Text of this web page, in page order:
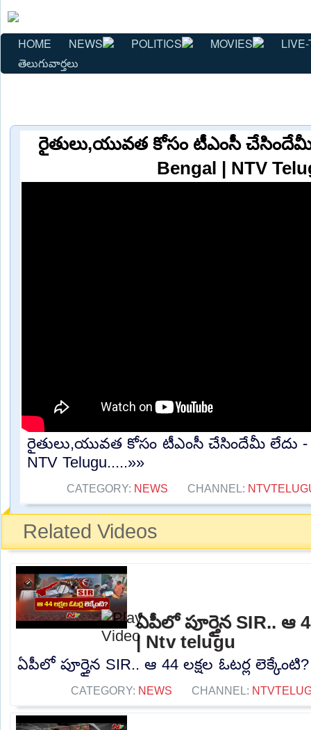
HOME NEWS POLITICS MOVIES
తెలుగువార్తలు
రైతులు,యువత కోసం టీఎంసీ చేసిందేమీ
Bengal | NTV
రైతులు,యువత కోసం టీఎంసీ చేసిందేమీ లేదు -
NTV Telugu.....»»
CATEGORY: NEWS CHANNEL:
Related Videos
ఏపీలో పూర్తైన SIR.. ఆ
| Ntv telugu
ఏపీలో పూర్తైన SIR.. ఆ 44 లక్షల ఓటర్ల
CATEGORY: NEWS CHANNEL: